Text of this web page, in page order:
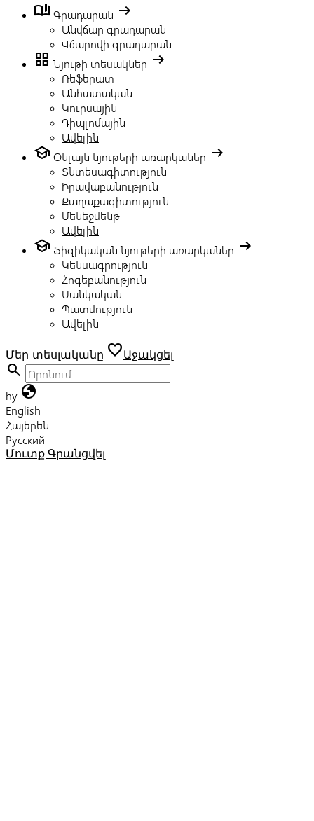
book_ribbon Գրադարան arrow_right_alt
Անվճար գրադարան
Վճարովի գրադարան
grid_view Նյութի տեսակներ arrow_right_alt
Ռեֆերատ
Անհատական
Կուրսային
Դիպլոմային
Ավելին
school Օնլայն նյութերի առարկաներ arrow_right_alt
Տնտեսագիտություն
Իրավաբանություն
Քաղաքագիտություն
Մենեջմենթ
Ավելին
school Ֆիզիկական նյութերի առարկաներ arrow_right_alt
Կենսագրություն
Հոգեբանություն
Մանկական
Պատմություն
Ավելին
Մեր տեսլականը favoriteԱջակցել
search
hy globe
English
Հայերեն
Русский
Մուտք Գրանցվել